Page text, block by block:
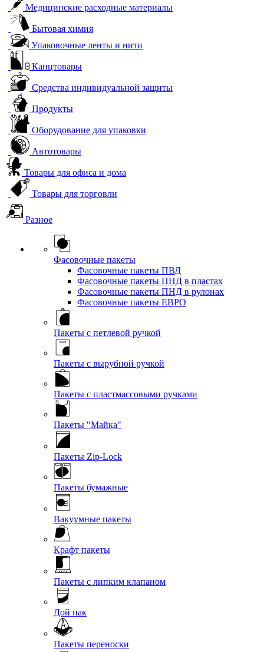
Медицинские расходные материалы
Бытовая химия
Упаковочные ленты и нити
Канцтовары
Средства индивидуальной защиты
Продукты
Оборудование для упаковки
Автотовары
Товары для офиса и дома
Товары для торговли
Разное
Фасовочные пакеты
Фасовочные пакеты ПВД
Фасовочные пакеты ПНД в пластах
Фасовочные пакеты ПНД в рулонах
Фасовочные пакеты ЕВРО
Пакеты с петлевой ручкой
Пакеты с вырубной ручкой
Пакеты с пластмассовыми ручками
Пакеты "Майка"
Пакеты Zip-Lock
Пакеты бумажные
Вакуумные пакеты
Крафт пакеты
Пакеты с липким клапаном
Дой пак
Пакеты переноски